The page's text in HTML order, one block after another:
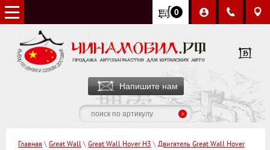
0
Напишите нам
Главная \ Great Wall \ Great Wall Hover H3 \ Двигатель Great Wall Hover